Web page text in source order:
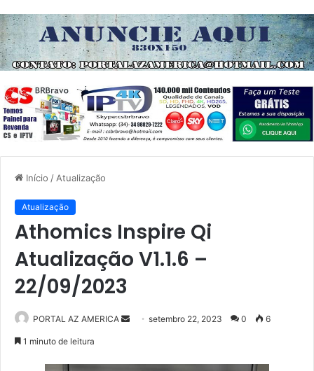
Início / Atualização
Atualização
Athomics Inspire Qi
Atualização V1.1.6 –
22/09/2023
PORTAL AZ AMERICA setembro 22, 2023 0 6
1 minuto de leitura